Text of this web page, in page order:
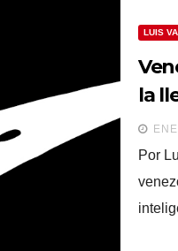
LUIS
la
Por